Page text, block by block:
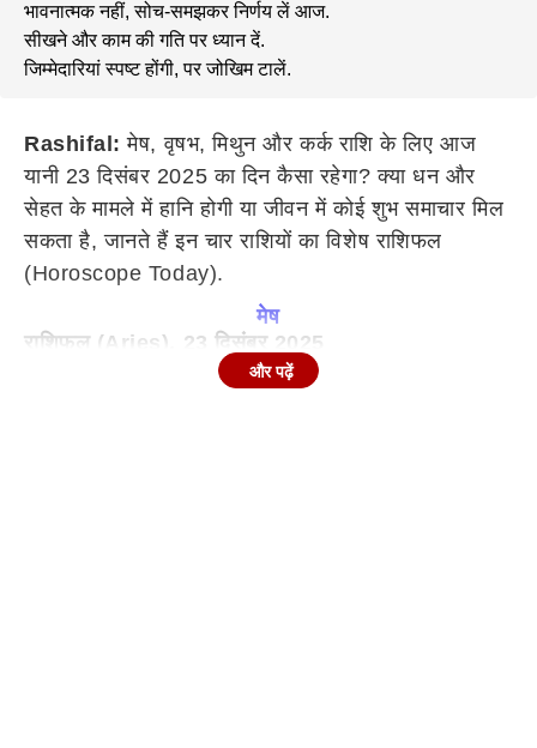
भावनात्मक नहीं, सोच-समझकर निर्णय लें आज.
सीखने और काम की गति पर ध्यान दें.
जिम्मेदारियां स्पष्ट होंगी, पर जोखिम टालें.
Rashifal: मेष, वृषभ, मिथुन और कर्क राशि के लिए आज
यानी 23 दिसंबर 2025 का दिन कैसा रहेगा? क्या धन और
सेहत के मामले में हानि होगी या जीवन में कोई शुभ समाचार मिल
सकता है, जानते हैं इन चार राशियों का विशेष राशिफल
(Horoscope Today).
मेष
राशिफल (Aries), 23 दिसंबर 2025
आज का दिन सोच को ज़मीन पर उतारने का संकेत देता है. 23
और पढ़ें